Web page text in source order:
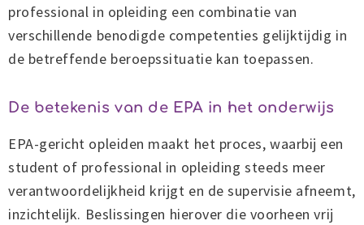
professional in opleiding een combinatie van
verschillende benodigde competenties gelijktijdig in
de betreffende beroepssituatie kan toepassen.
De betekenis van de EPA in het onderwijs
EPA-gericht opleiden maakt het proces, waarbij een
student of professional in opleiding steeds meer
verantwoordelijkheid krijgt en de supervisie afneemt,
inzichtelijk. Beslissingen hierover die voorheen vrij